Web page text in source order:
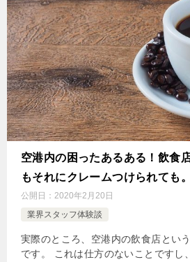
空港内の困ったあるある！飲食
もそれにクレームつけられても。
公開日： 2020年2月20日
業界スタッフ体験談
実際のところ、空港内の飲食店とい
です。 これは仕方のないことですし